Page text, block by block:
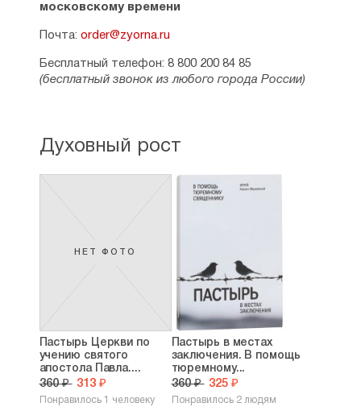
Св. Марк Эфесский.
Истинное Православие и современный мир.
Высокопреосвященный Феофан,
архиепископ Полтавский и Переяславский.
Завет великого князя Владимира русскому
народу.
Семь Вселенских соборов.
слово мудрости духовной.
Четвероевангелие. Руководство к
изучению Священного Писания Нового
Завета
московскому времени
Почта: order@zyorna.ru
Бесплатный телефон: 8 800 200 84 85
(бесплатный звонок из любого города России)
Духовный рост
НЕТ ФОТО
Пастырь Церкви по
учению святого
апостола Павла....
360 ₽ 313 ₽
Понравилось 1 человеку
Пастырь в местах
заключения. В помощь
тюремному...
360 ₽ 325 ₽
Понравилось 2 людям